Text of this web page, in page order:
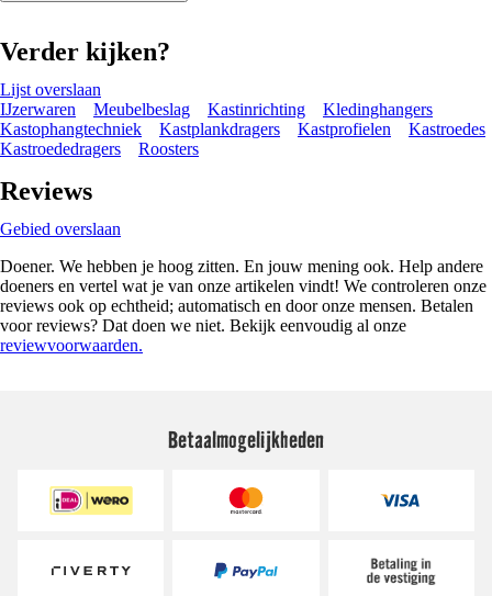
Verder kijken?
Lijst overslaan
IJzerwaren
Meubelbeslag Kastinrichting
Kledinghangers
Kastophangtechniek
Kastplankdragers Kastprofielen
Kastroedes
Kastroededragers
Roosters
Reviews
Gebied overslaan
Doener. We hebben je hoog zitten. En jouw mening ook. Help andere
doeners en vertel wat je van onze artikelen vindt! We controleren onze
reviews ook op echtheid; automatisch en door onze mensen. Betalen
voor reviews? Dat doen we niet. Bekijk eenvoudig al onze
reviewvoorwaarden.
Betaalmogelijkheden